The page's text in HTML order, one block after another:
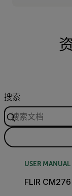
搜索
USER MANUAL
FLIR